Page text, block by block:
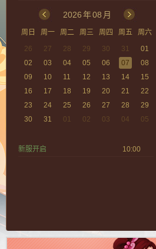
2026年08 月
周日 周一 周二 周三 周四 周五
周六
26
27 28 29 30 31
01
02
03 04 05 06 07
08
09
10 11 12 13 14
15
16
17 18 19 20 21
22
23
24 25 26 27 28
29
30
31 01 02 03 04 05
新服开启 10:00